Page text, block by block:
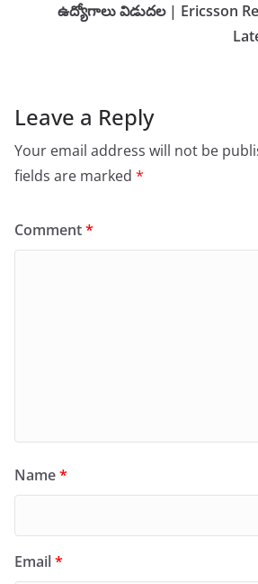
ఉద్యోగాలు విడుదల | Ericsson
Leave a Reply
Your email address will not be
fields are marked *
Comment*
Name*
Email*